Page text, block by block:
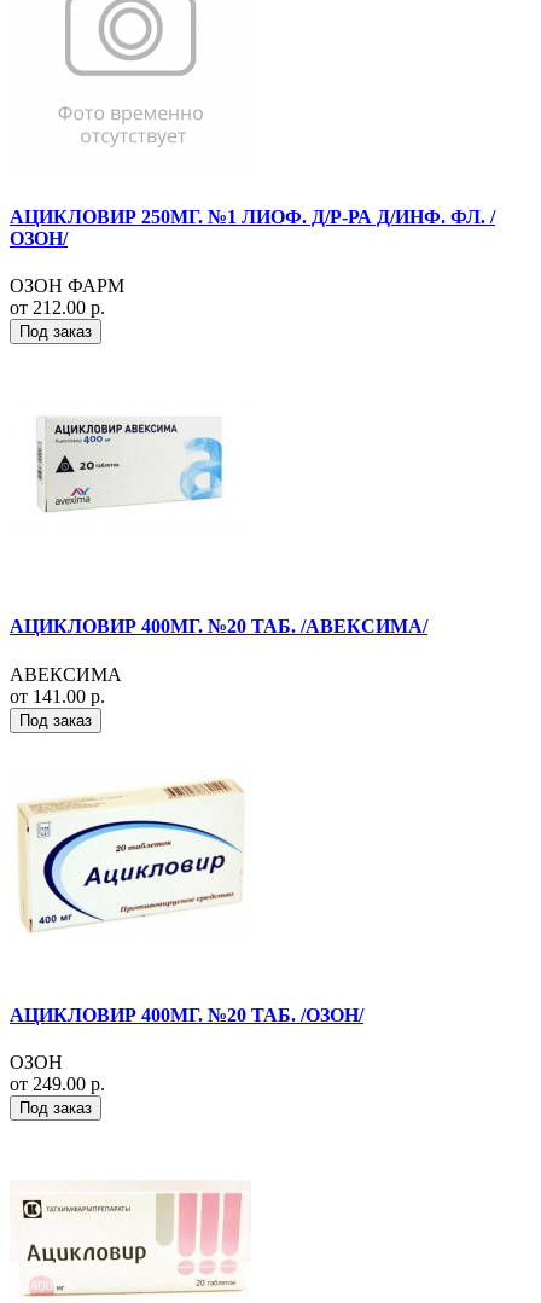
АЦИКЛОВИР 250МГ. №1 ЛИОФ. Д/Р-РА Д/ИНФ. ФЛ. /
ОЗОН/
ОЗОН ФАРМ
от 212.00 р.
Под заказ
АЦИКЛОВИР 400МГ. №20 ТАБ. /АВЕКСИМА/
АВЕКСИМА
от 141.00 р.
Под заказ
АЦИКЛОВИР 400МГ. №20 ТАБ. /ОЗОН/
ОЗОН
от 249.00 р.
Под заказ